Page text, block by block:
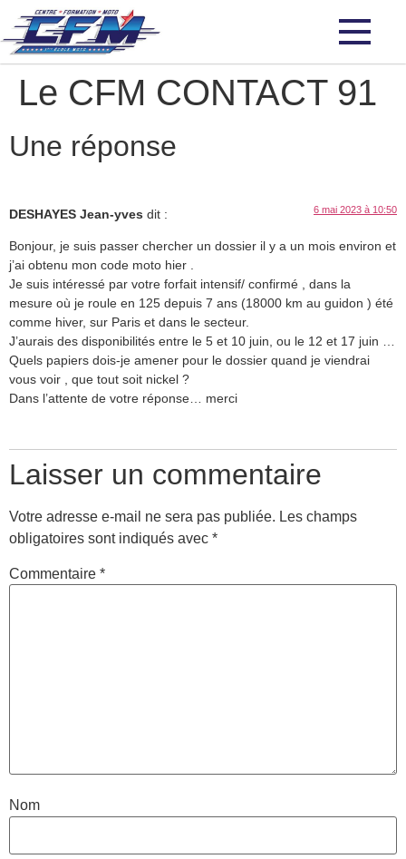
Le CFM CONTACT 91
Une réponse
DESHAYES Jean-yves dit : 6 mai 2023 à 10:50
Bonjour, je suis passer chercher un dossier il y a un mois environ et
j’ai obtenu mon code moto hier .
Je suis intéressé par votre forfait intensif/ confirmé , dans la
mesure où je roule en 125 depuis 7 ans (18000 km au guidon ) été
comme hiver, sur Paris et dans le secteur.
J’aurais des disponibilités entre le 5 et 10 juin, ou le 12 et 17 juin …
Quels papiers dois-je amener pour le dossier quand je viendrai
vous voir , que tout soit nickel ?
Dans l’attente de votre réponse… merci
Laisser un commentaire
Votre adresse e-mail ne sera pas publiée. Les champs
obligatoires sont indiqués avec *
Commentaire *
Nom